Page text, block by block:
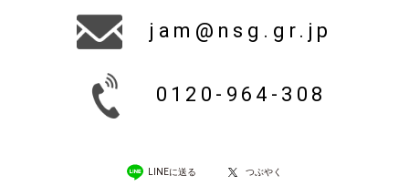
jam@nsg.gr.jp
0120-964-308
LINEに送る つぶやく